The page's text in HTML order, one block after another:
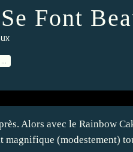
Font
Alors avec le Rainbow
(modestement)